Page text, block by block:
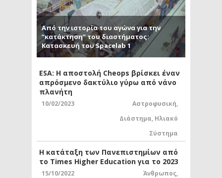
Από την ιστορία του αγώνα για την
“κατάκτηση” του διαστήματος:
Κατασκευή του Spacelab 1
ESA: Η αποστολή Cheops βρίσκει έναν
απρόσμενο δακτύλιο γύρω από νάνο
πλανήτη
10/02/2023 Αστροφυσική,
Διάστημα, Ηλιακό
Σύστημα
Η κατάταξη των Πανεπιστημίων από
το Times Higher Education για το 2023
15/10/2022 Άνθρωπος,